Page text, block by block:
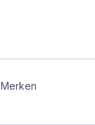
Merken